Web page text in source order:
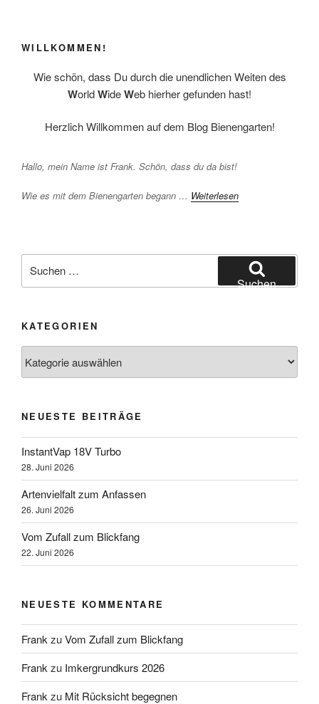
WILLKOMMEN!
Wie schön, dass Du durch die unendlichen Weiten des
WorldWideWeb hierher gefunden hast!
Herzlich Willkommen auf dem Blog Bienengarten!
Hallo, mein Name ist Frank. Schön, dass du da bist!
Wie es mit dem Bienengarten begann … Weiterlesen
nach:
Suchen
KATEGORIEN
NEUESTE BEITRÄGE
InstantVap 18V Turbo
28. Juni 2026
Artenvielfalt zum Anfassen
26. Juni 2026
Vom Zufall zum Blickfang
22. Juni 2026
NEUESTE KOMMENTARE
Frank zuVom Zufall zum Blickfang
Frank zu Imkergrundkurs 2026
Frank zu Mit Rücksicht begegnen